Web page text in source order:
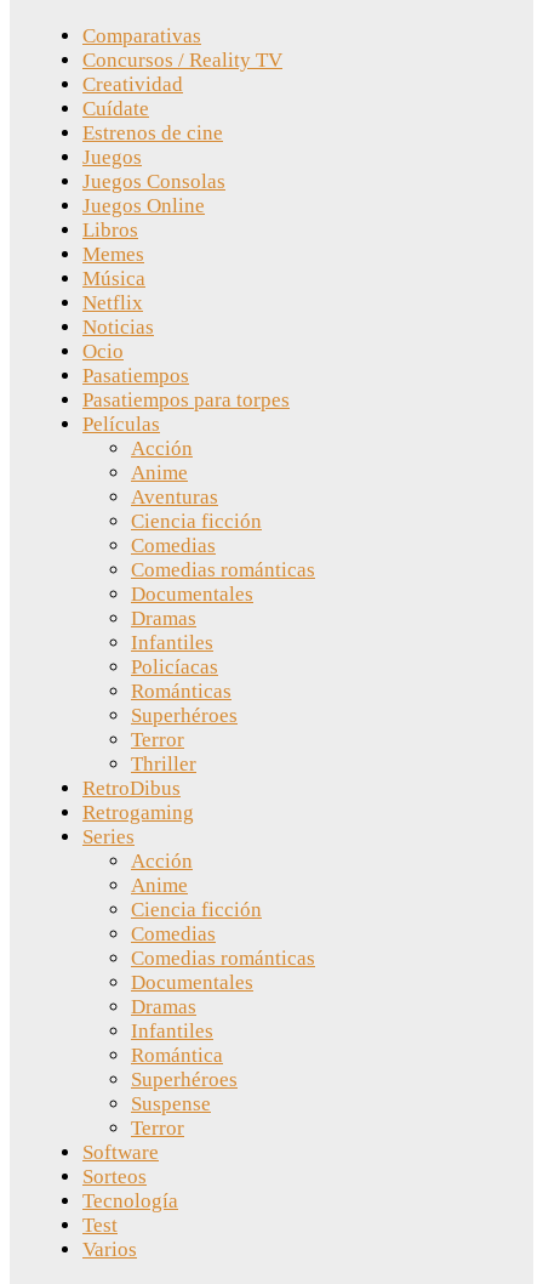
Comparativas
Concursos / Reality TV
Creatividad
Cuídate
Estrenos de cine
Juegos
Juegos Consolas
Juegos Online
Libros
Memes
Música
Netflix
Noticias
Ocio
Pasatiempos
Pasatiempos para torpes
Películas
Acción
Anime
Aventuras
Ciencia ficción
Comedias
Comedias románticas
Documentales
Dramas
Infantiles
Policíacas
Románticas
Superhéroes
Terror
Thriller
RetroDibus
Retrogaming
Series
Acción
Anime
Ciencia ficción
Comedias
Comedias románticas
Documentales
Dramas
Infantiles
Romántica
Superhéroes
Suspense
Terror
Software
Sorteos
Tecnología
Test
Varios